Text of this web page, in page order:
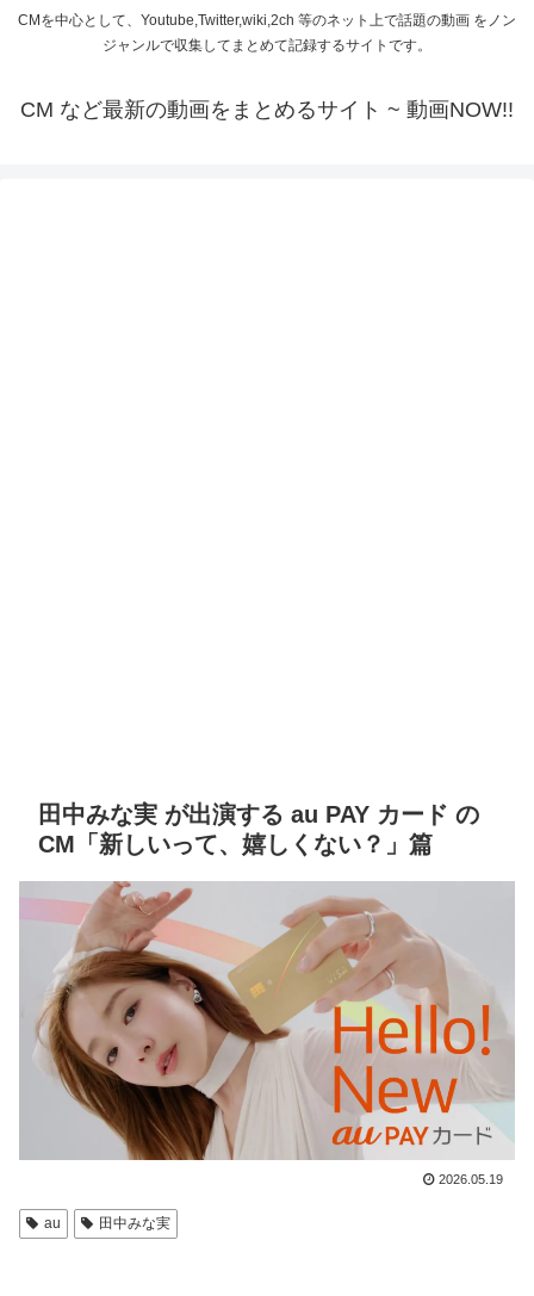
CMを中心として、Youtube,Twitter,wiki,2ch 等のネット上で話題の動画 をノン
ジャンルで収集してまとめて記録するサイトです。
CM など最新の動画をまとめるサイト ~ 動画NOW!!
田中みな実 が出演する au PAY カード の
CM「新しいって、嬉しくない？」篇
2026.05.19
au 田中みな実